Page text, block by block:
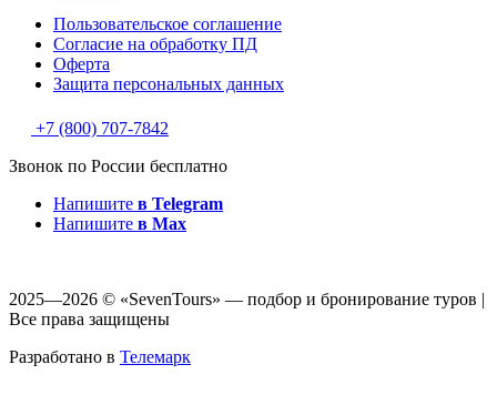
Пользовательское соглашение
Согласие на обработку ПД
Оферта
Защитa персональных данных
+7 (800) 707-7842
Звонок по России бесплатно
Напишите в Telegram
Напишите в Max
2025—2026 © «SevenTours» — подбор и бронирование туров |
Все права защищены
Разработано в Телемарк